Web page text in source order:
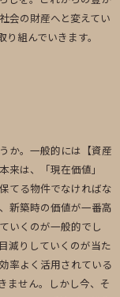
会の財産へと変えてい
組んでいきます。
か。一般的には【資産
来は、「現在価値」
てる物件でなければな
新築時の価値が一番高
いくのが一般的でし
減りしていくのが当た
率よく活用されている
ません。しかし今、そ